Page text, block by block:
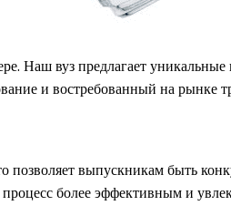
Наш вуз предлагает
и востребованный на рынке
позволяет выпускникам быть
более эффективным и